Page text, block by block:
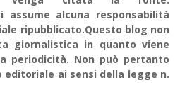
assume alcuna responsabilità
ripubblicato.Questo blog non
giornalistica in quanto viene
periodicità. Non può pertanto
ai sensi della legge n.